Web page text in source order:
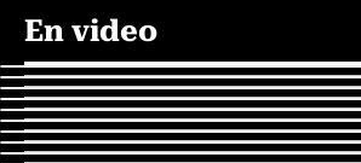
En video